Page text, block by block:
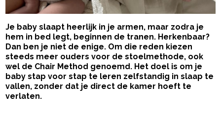
Je baby slaapt heerlijk in je armen, maar zodra je
hem in bed legt, beginnen de tranen. Herkenbaar?
Dan ben je niet de enige. Om die reden kiezen
steeds meer ouders voor de stoelmethode, ook
wel de Chair Method genoemd. Het doel is om je
baby stap voor stap te leren zelfstandig in slaap te
vallen, zonder dat je direct de kamer hoeft te
verlaten.